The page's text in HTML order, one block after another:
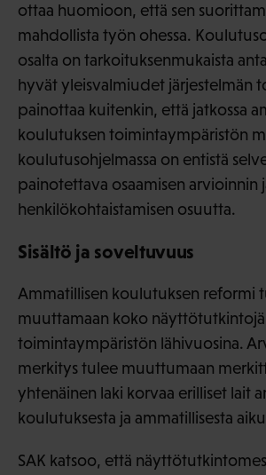
ottaa huomioon, että sen
mahdollista työn ohessa.
osalta on tarkoituksenmukaista
hyvät yleisvalmiudet järjestelmän
painottaa kuitenkin, että jatkossa
koulutuksen toimintaympäristön
koulutusohjelmassa on entistä
painotettava osaamisen arvioinnin
henkilökohtaistamisen osuutta.
Sisältö ja soveltuvuus
Ammatillisen koulutuksen reformi
muuttamaan koko
toimintaympäristön lähivuosina.
merkitys tulee muuttumaan
yhtenäinen laki korvaa erilliset lait
koulutuksesta ja ammatillisesta
SAK katsoo, että